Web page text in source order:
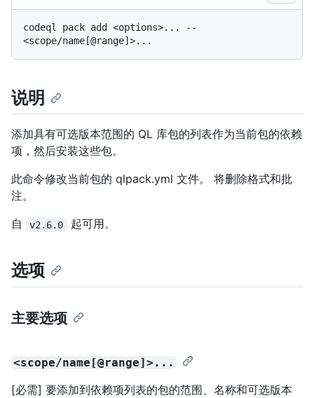
codeql pack add <options>... --
说明
添加具有可选版本范围的 QL 库包的列表作为当前包的依赖
项，然后安装这些包。
此命令修改当前包的 qlpack.yml 文件。 将删除格式和批
注。
自
v2.6.0 起可用。
选项
主要选项
<scope/name[@range]>...
[必需] 要添加到依赖项列表的包的范围、名称和可选版本